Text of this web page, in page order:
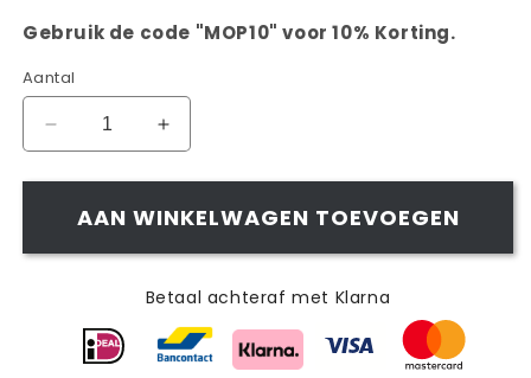
Gebruik de code "MOP10" voor 10% Korting.
Aantal
Aantal
verlagen
voor
VIVAClean
Aantal
verhogen
voor
VIVAClean
AAN WINKELWAGEN TOEVOEGEN
Betaal achteraf met Klarna